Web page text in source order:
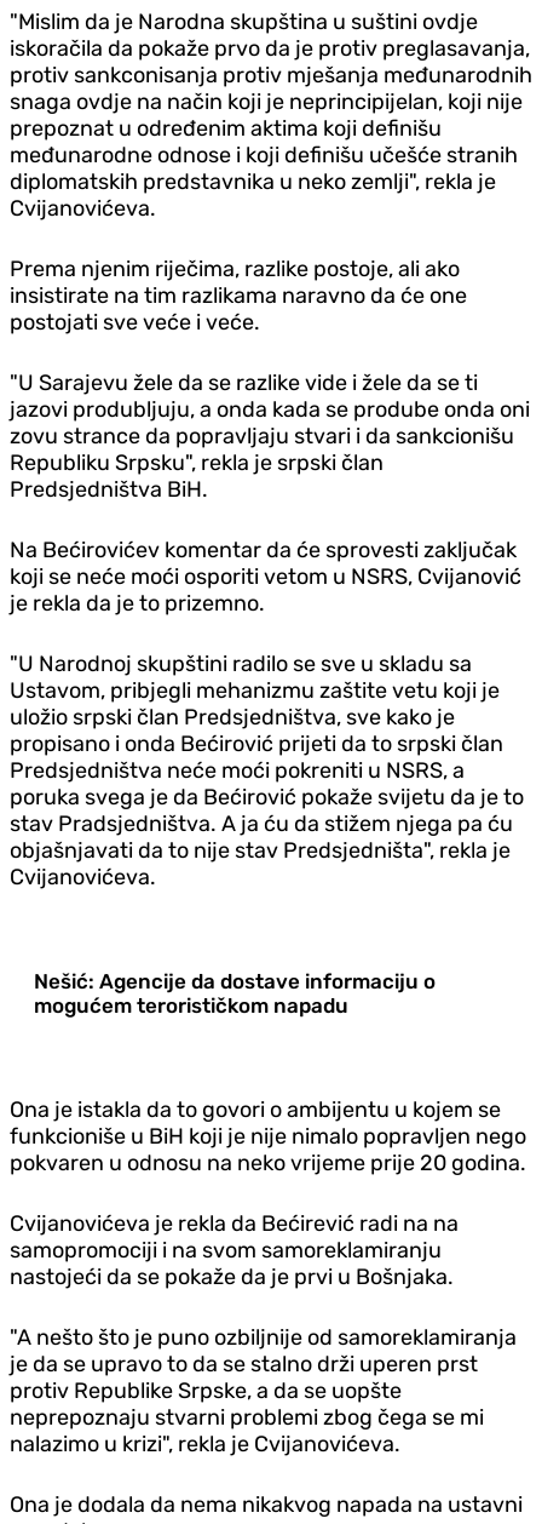
"Mislim da je Narodna skupština u suštini ovdje
iskoračila da pokaže prvo da je protiv preglasavanja,
protiv sankconisanja protiv mješanja međunarodnih
snaga ovdje na način koji je neprincipijelan, koji nije
prepoznat u određenim aktima koji definišu
međunarodne odnose i koji definišu učešće stranih
diplomatskih predstavnika u neko zemlji", rekla je
Cvijanovićeva.
Prema njenim riječima, razlike postoje, ali ako
insistirate na tim razlikama naravno da će one
postojati sve veće i veće.
"U Sarajevu žele da se razlike vide i žele da se ti
jazovi produbljuju, a onda kada se prodube onda oni
zovu strance da popravljaju stvari i da sankcionišu
Republiku Srpsku", rekla je srpski član
Predsjedništva BiH.
Na Bećirovićev komentar da će sprovesti zaključak
koji se neće moći osporiti vetom u NSRS, Cvijanović
je rekla da je to prizemno.
"U Narodnoj skupštini radilo se sve u skladu sa
Ustavom, pribjegli mehanizmu zaštite vetu koji je
uložio srpski član Predsjedništva, sve kako je
propisano i onda Bećirović prijeti da to srpski član
Predsjedništva neće moći pokreniti u NSRS, a
poruka svega je da Bećirović pokaže svijetu da je to
stav Pradsjedništva. A ja ću da stižem njega pa ću
objašnjavati da to nije stav Predsjedništa", rekla je
Cvijanovićeva.
Nešić: Agencije da dostave informaciju o
mogućem terorističkom napadu
Ona je istakla da to govori o ambijentu u kojem se
funkcioniše u BiH koji je nije nimalo popravljen nego
pokvaren u odnosu na neko vrijeme prije 20 godina.
Cvijanovićeva je rekla da Bećirević radi na na
samopromociji i na svom samoreklamiranju
nastojeći da se pokaže da je prvi u Bošnjaka.
"A nešto što je puno ozbiljnije od samoreklamiranja
je da se upravo to da se stalno drži uperen prst
protiv Republike Srpske, a da se uopšte
neprepoznaju stvarni problemi zbog čega se mi
nalazimo u krizi", rekla je Cvijanovićeva.
Ona je dodala da nema nikakvog napada na ustavni